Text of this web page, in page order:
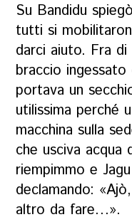
Su Bandidu
tutti si
darci aiuto. Fra
braccio
portava un
utilissima perché
macchina sulla
che usciva
riempimmo e
declamando: «Ajò
altro da fare…».